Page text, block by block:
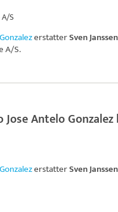
S
erstatterSven Janssen
A/S.
Jose Antelo
erstatterSven Janssen